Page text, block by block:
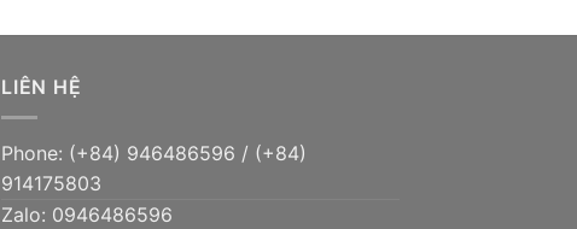
LIÊN HỆ
Phone: (+84) 946486596 / (+84)
914175803
Zalo: 0946486596